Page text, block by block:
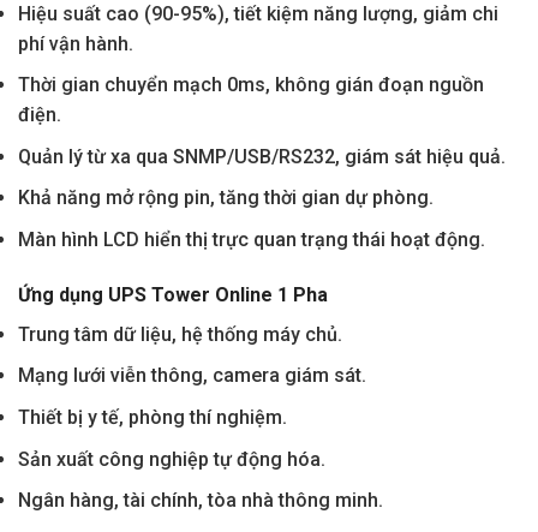
Hiệu suất cao (90-95%), tiết kiệm năng lượng, giảm chi
phí vận hành.
Thời gian chuyển mạch 0ms, không gián đoạn nguồn
điện.
Quản lý từ xa qua SNMP/USB/RS232, giám sát hiệu quả.
Khả năng mở rộng pin, tăng thời gian dự phòng.
Màn hình LCD hiển thị trực quan trạng thái hoạt động.
Ứng dụng UPS Tower Online 1 Pha
Trung tâm dữ liệu, hệ thống máy chủ.
Mạng lưới viễn thông, camera giám sát.
Thiết bị y tế, phòng thí nghiệm.
Sản xuất công nghiệp tự động hóa.
Ngân hàng, tài chính, tòa nhà thông minh.